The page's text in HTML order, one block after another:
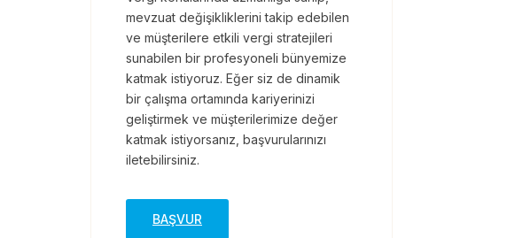
mevzuat değişikliklerini takip edebilen
ve müşterilere etkili vergi stratejileri
sunabilen bir profesyoneli bünyemize
katmak istiyoruz. Eğer siz de dinamik
bir çalışma ortamında kariyerinizi
geliştirmek ve müşterilerimize değer
katmak istiyorsanız, başvurularınızı
iletebilirsiniz.
BAŞVUR